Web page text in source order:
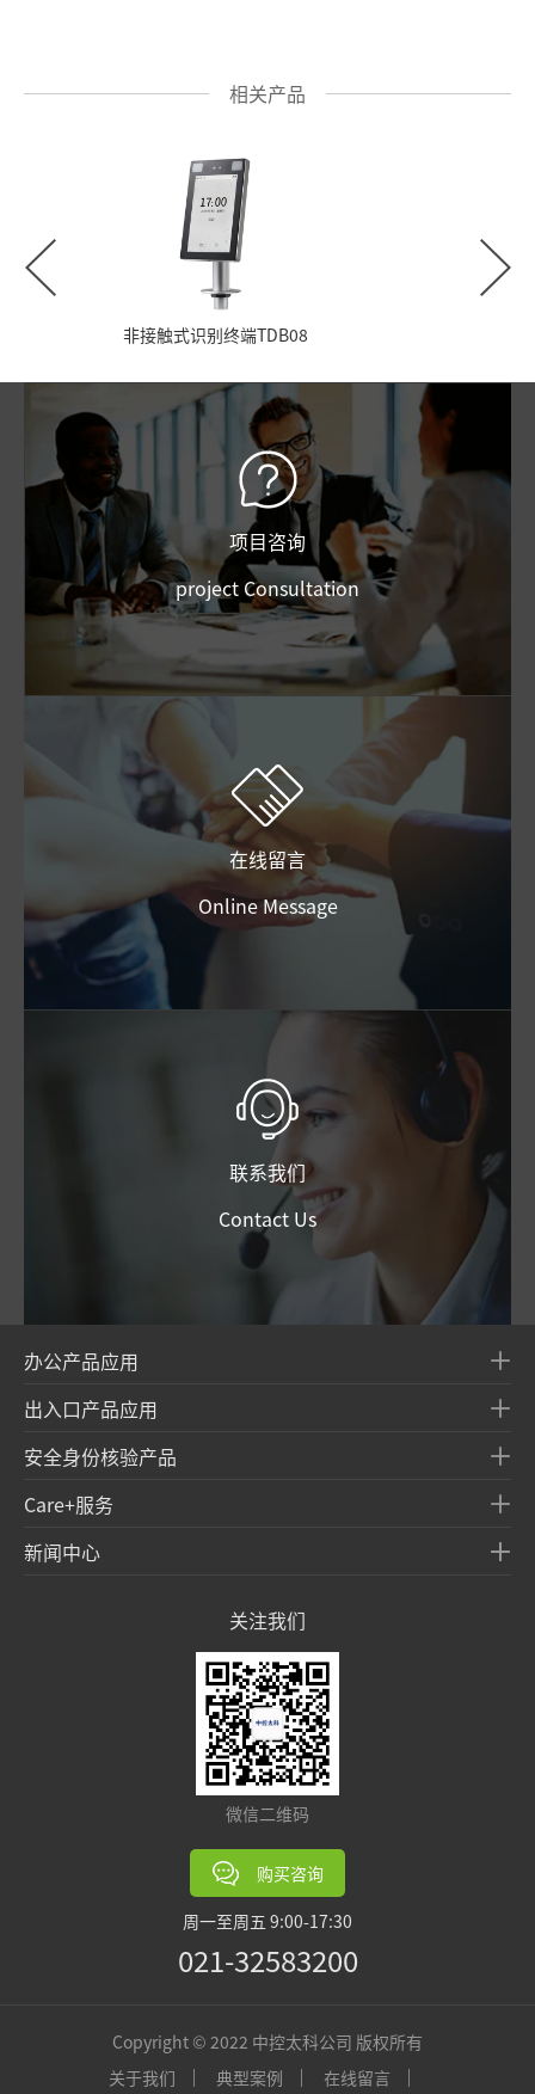
相关产品
非接触式识别终端TDB08
项目咨询
project Consultation
在线留言
Online Message
联系我们
Contact Us
办公产品应用
出入口产品应用
安全身份核验产品
Care+服务
新闻中心
关注我们
微信二维码
购买咨询
周一至周五 9:00-17:30
021-32583200
Copyright © 2022 中控太科公司 版权所有
关于我们
典型案例 在线留言